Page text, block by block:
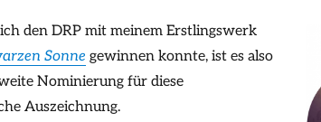
den DRP mit meinem Erstlingswerk
Sonne gewinnen konnte, ist es also
Nominierung für diese
Auszeichnung.